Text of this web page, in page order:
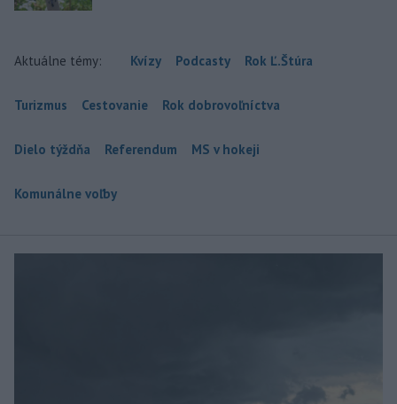
Aktuálne témy: Kvízy Podcasty Rok Ľ.Štúra
Turizmus Cestovanie Rok dobrovoľníctva
Dielo týždňa Referendum MS v hokeji
Komunálne voľby